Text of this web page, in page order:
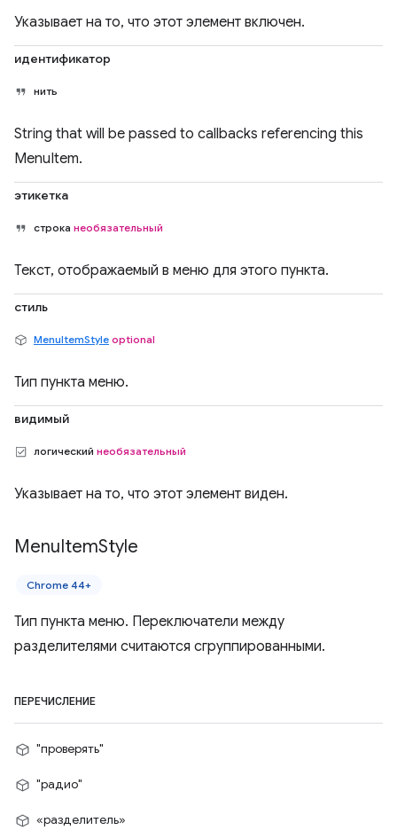
Указывает на то, что этот элемент включен.
идентификатор
нить
String that will be passed to callbacks referencing this
MenuItem.
этикетка
строка необязательный
Текст, отображаемый в меню для этого пункта.
стиль
MenuItemStyle optional
Тип пункта меню.
видимый
логический необязательный
Указывает на то, что этот элемент виден.
MenuItemStyle
Chrome 44+
Тип пункта меню. Переключатели между
разделителями считаются сгруппированными.
ПЕРЕЧИСЛЕНИЕ
"проверять"
"радио"
«разделитель»